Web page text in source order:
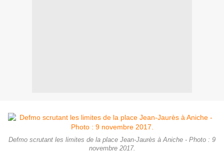
Defmo scrutant les limites de la place Jean-Jaurès à Aniche - Photo : 9
novembre 2017.